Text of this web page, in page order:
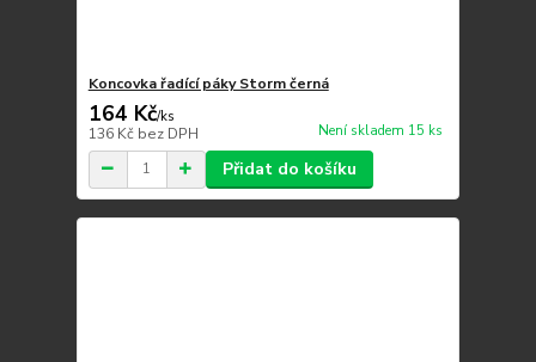
Koncovka řadící páky Storm černá
164 Kč/ks
136 Kč bez DPH Není skladem 15 ks
Přidat do košíku